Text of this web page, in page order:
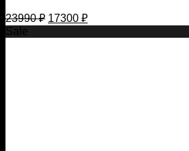
23990₽ Первоначальная
цена
составляла
17300 ₽Текущая
цена:
Sale